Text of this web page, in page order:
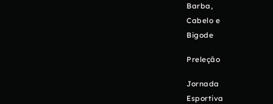
Barba,
Cabelo e
Bigode
Preleção
Jornada
Esportiva